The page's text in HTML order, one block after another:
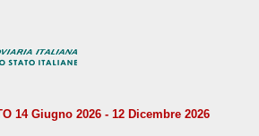
14 Giugno 2026 - 12 Dicembre 2026